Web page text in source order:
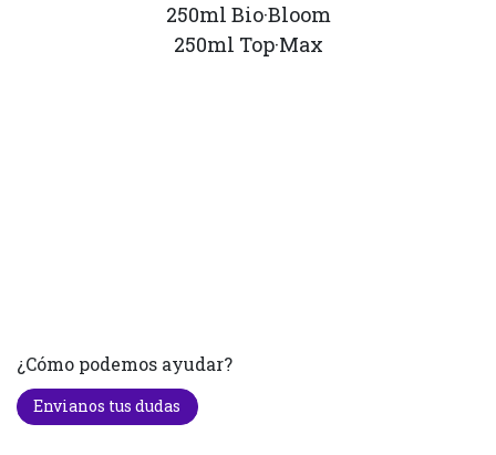
250ml Bio·Bloom
250ml Top·Max
¿Cómo podemos ayudar?
Envianos tus dudas